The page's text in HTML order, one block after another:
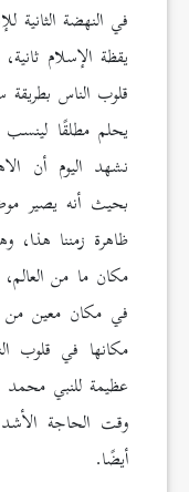
في النهضة
يقظة الإسلام
قلوب الناس
يحلم مطلقًا لينسب
نشهد اليوم أن
بحيث أنه يصير
ظاهرة زمننا
مكان ما من
في مكان معين من
مكانها في قلوب
عظيمة للنبي محمد
وقت الحاجة
أيضًا.